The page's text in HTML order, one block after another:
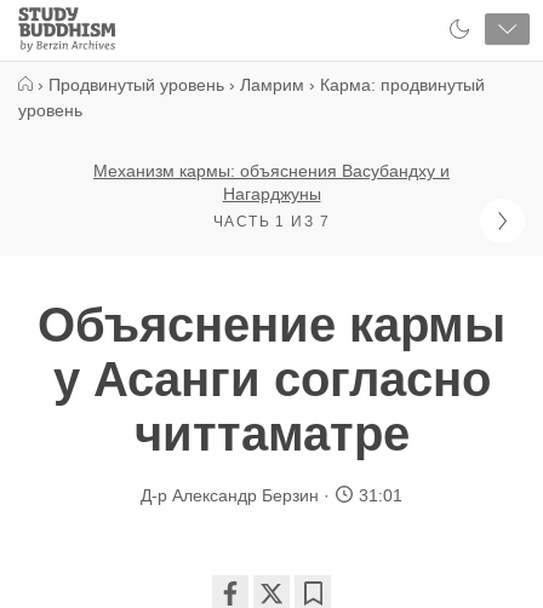
Close
Study
Buddhism
› Продвинутый уровень › Ламрим › Карма: продвинутый
уровень
Механизм кармы: объяснения Васубандху и
Нагарджуны
ЧАСТЬ 1 ИЗ 7
Объяснение кармы
у Асанги согласно
читтаматре
Д-р Александр Берзин 31:01